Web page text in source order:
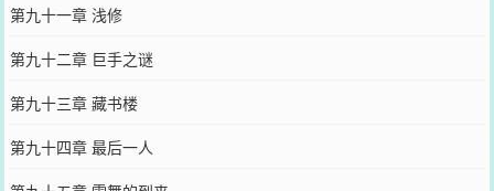
第九十一章 浅修
第九十二章 巨手之谜
第九十三章 藏书楼
第九十四章 最后一人